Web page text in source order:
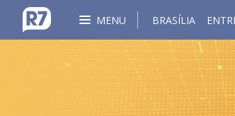
MENU BRASÍLIA